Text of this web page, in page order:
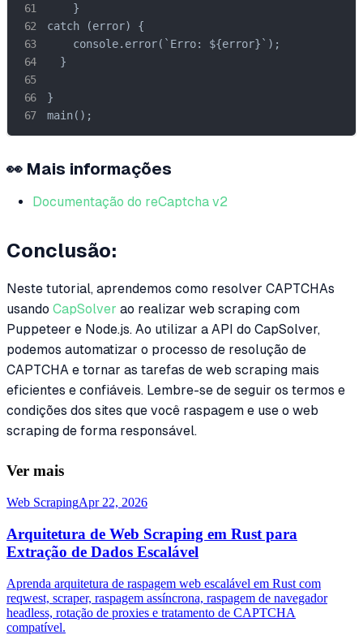
    }
catch (error) {
    console.error(`Erro: ${error}`);
  }
}
main();
👀 Mais informações
Documentação do reCaptcha v2
Conclusão:
Neste tutorial, aprendemos como resolver CAPTCHAs
usando CapSolver ao realizar web scraping com
Puppeteer e Node.js. Ao utilizar a API do CapSolver,
podemos automatizar o processo de resolução de
CAPTCHA e tornar as tarefas de web scraping mais
eficientes e confiáveis. Lembre-se de seguir os termos e
condições dos sites que você raspagem e use o web
scraping de forma responsável.
Ver mais
Web ScrapingApr 22, 2026
Arquitetura de Web Scraping em Rust para
Extração de Dados Escalável
Aprenda arquitetura de raspagem web escalável em Rust com
reqwest, scraper, raspagem assíncrona, raspagem de navegador
headless, rotação de proxies e tratamento de CAPTCHA
compatível.